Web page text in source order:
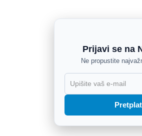
Prijavi se na
Ne propustite